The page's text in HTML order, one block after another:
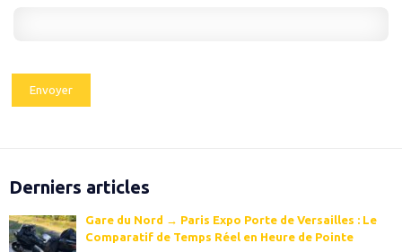
Derniers articles
Gare du Nord → Paris Expo Porte de Versailles : Le
Comparatif de Temps Réel en Heure de Pointe